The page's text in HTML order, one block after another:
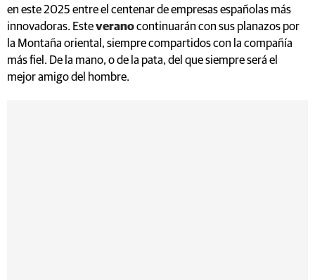
en este 2025 entre el centenar de empresas españolas más
innovadoras. Esteveranocontinuarán con sus planazos por
la Montaña oriental, siempre compartidos con la compañía
más fiel. De la mano, o de la pata, del que siempre será el
mejor amigo del hombre.